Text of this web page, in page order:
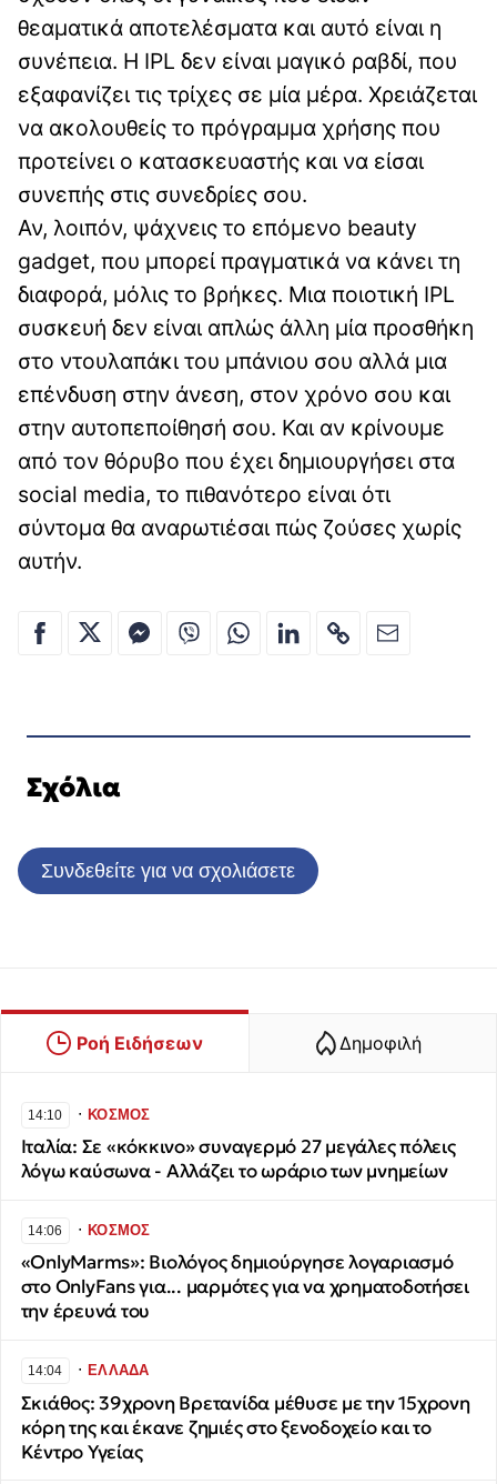
θεαματικά αποτελέσματα και αυτό είναι η
συνέπεια. Η IPL δεν είναι μαγικό ραβδί, που
εξαφανίζει τις τρίχες σε μία μέρα. Χρειάζεται
να ακολουθείς το πρόγραμμα χρήσης που
προτείνει ο κατασκευαστής και να είσαι
συνεπής στις συνεδρίες σου.
Αν, λοιπόν, ψάχνεις το επόμενο beauty
gadget, που μπορεί πραγματικά να κάνει τη
διαφορά, μόλις το βρήκες. Μια ποιοτική IPL
συσκευή δεν είναι απλώς άλλη μία προσθήκη
στο ντουλαπάκι του μπάνιου σου αλλά μια
επένδυση στην άνεση, στον χρόνο σου και
στην αυτοπεποίθησή σου. Και αν κρίνουμε
από τον θόρυβο που έχει δημιουργήσει στα
social media, το πιθανότερο είναι ότι
σύντομα θα αναρωτιέσαι πώς ζούσες χωρίς
αυτήν.
Σχόλια
Συνδεθείτε για να σχολιάσετε
Ροή Ειδήσεων Δημοφιλή
14:10 ∙ΚΟΣΜΟΣ
Ιταλία: Σε «κόκκινο» συναγερμό 27 μεγάλες πόλεις
λόγω καύσωνα - Αλλάζει το ωράριο των μνημείων
14:06 ∙ΚΟΣΜΟΣ
«OnlyMarms»: Βιολόγος δημιούργησε λογαριασμό
στο OnlyFans για... μαρμότες για να χρηματοδοτήσει
την έρευνά του
14:04 ∙ΕΛΛΑΔΑ
Σκιάθος: 39χρονη Βρετανίδα μέθυσε με την 15χρονη
κόρη της και έκανε ζημιές στο ξενοδοχείο και το
Κέντρο Υγείας